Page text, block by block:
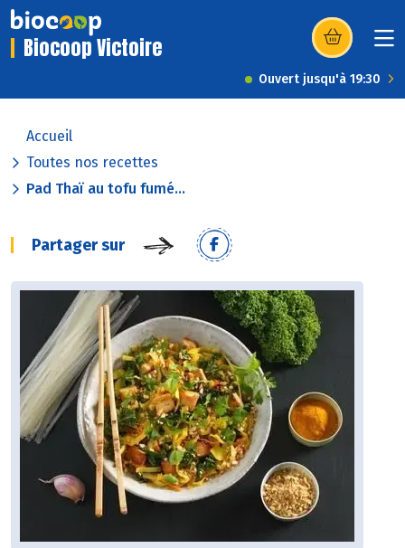
Biocoop Victoire (s’ouvre dans
Ouvert jusqu'à 19:30
Accueil
Toutes nos recettes
Pad Thaï au tofu fumé...
Partager sur